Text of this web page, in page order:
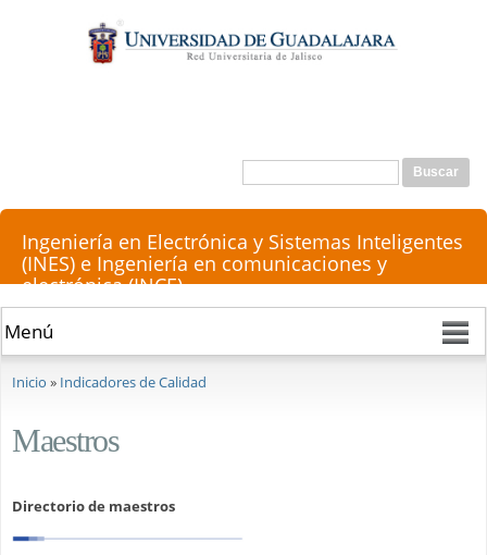
contenido
principal
Formulario de búsqueda
Buscar
Ingeniería en Electrónica y Sistemas Inteligentes
(INES) e Ingeniería en comunicaciones y
electrónica (INCE)
Inicio » Indicadores de Calidad
Maestros
Directorio de maestros